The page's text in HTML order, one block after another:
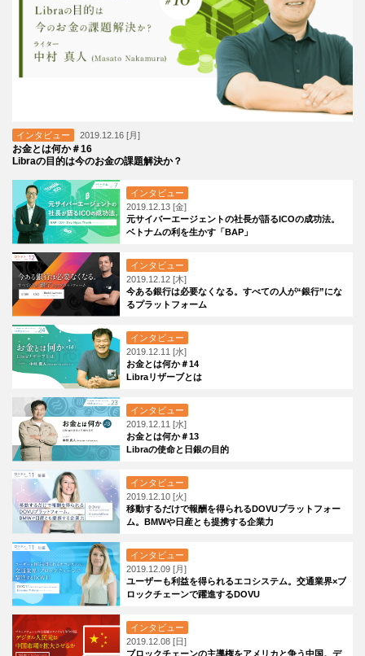
インタビュー 2019.12.16 [月]
お金とは何か＃16
Libraの目的は今のお金の課題解決か？
インタビュー
2019.12.13 [金]
元サイバーエージェントの社長が語るICOの成功法。
ベトナムの利を生かす「BAP」
インタビュー
2019.12.12 [木]
今ある銀行は必要なくなる。すべての人が“銀行”にな
るプラットフォーム
インタビュー
2019.12.11 [水]
お金とは何か＃14
Libraリザーブとは
インタビュー
2019.12.11 [水]
お金とは何か＃13
Libraの使命と日銀の目的
インタビュー
2019.12.10 [火]
移動するだけで報酬を得られるDOVUプラットフォー
ム。BMWや日産とも提携する企業力
インタビュー
2019.12.09 [月]
ユーザーも利益を得られるエコシステム。交通業界×ブ
ロックチェーンで躍進するDOVU
インタビュー
2019.12.08 [日]
ブロックチェーンの主導権をアメリカと争う中国。デ